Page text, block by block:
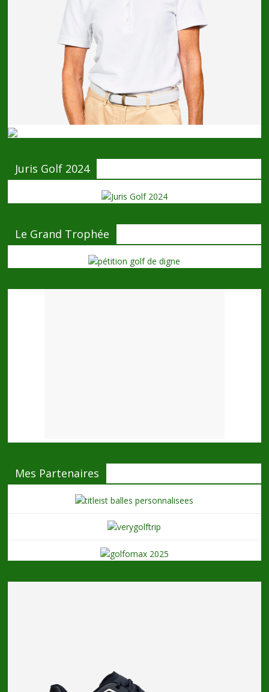
Juris Golf 2024
Le Grand Trophée
Mes Partenaires